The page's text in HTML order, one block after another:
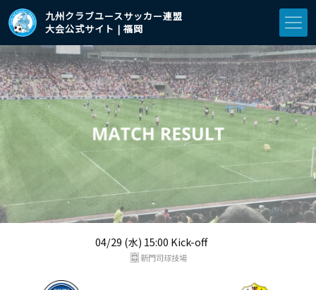
九州クラブユースサッカー連盟
大会公式サイト | 福岡
04/29 (水) 15:00 Kick-off
新門司球技場